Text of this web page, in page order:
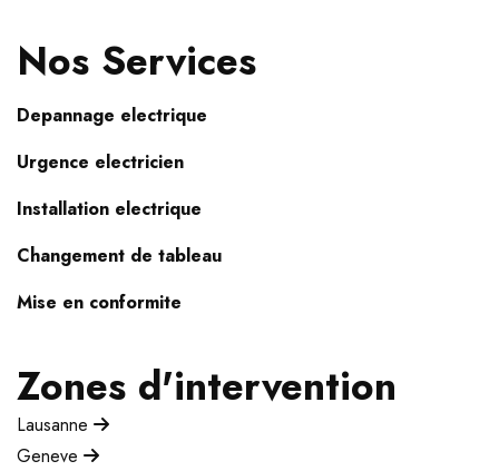
Nos Services
Depannage electrique
Urgence electricien
Installation electrique
Changement de tableau
Mise en conformite
Zones d'intervention
Lausanne
Geneve